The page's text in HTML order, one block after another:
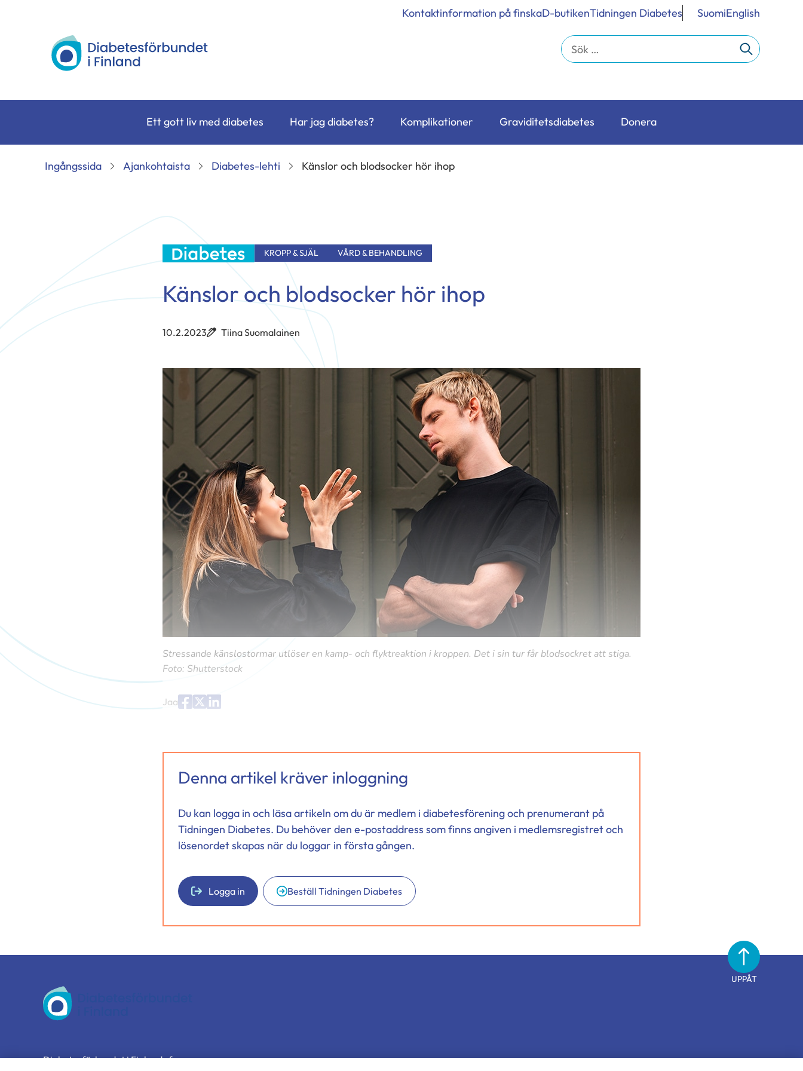
Kontaktinformation på finskaD-butikenTidningen Diabetes SuomiEnglish
Diabetesförbundet
Sök
efter:
Ett gott liv med diabetes Har jag diabetes? Komplikationer Graviditetsdiabetes Donera
Ingångssida Ajankohtaista Diabetes-lehti Känslor och blodsocker hör ihop
KROPP & SJÄL VÅRD & BEHANDLING
Känslor och blodsocker hör ihop
10.2.2023 Tiina Suomalainen
Stressande känslostormar utlöser en kamp- och flyktreaktion i kroppen. Det i sin tur får blodsockret att stiga.
Foto: Shutterstock
Jaa
Denna artikel kräver inloggning
Du kan logga in och läsa artikeln om du är medlem i diabetesförening och prenumerant på
Tidningen Diabetes. Du behöver den e-postaddress som finns angiven i medlemsregistret och
lösenordet skapas när du loggar in första gången.
Logga in Beställ Tidningen Diabetes
UPPÅT
Diabetesförbundet
Diabetesförbundet i Finland rf